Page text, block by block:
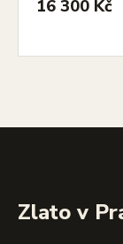
16 300 Kč
Zlato v